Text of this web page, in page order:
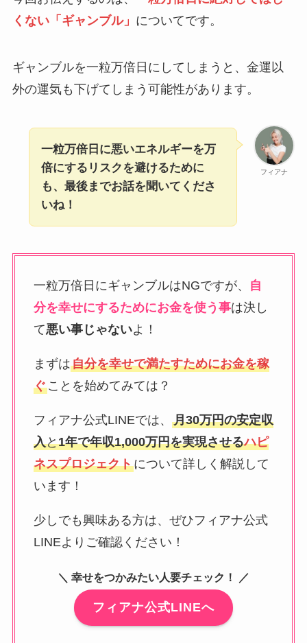
くない「ギャンブル」 についてです。
ギャンブルを一粒万倍日にしてしまうと、金運以
外の運気も下げてしまう可能性があります。
フィアナ
一粒万倍日に悪いエネルギーを万
倍にするリスクを避けるために
も、最後までお話を聞いてくださ
いね！
一粒万倍日にギャンブルはNGですが、
自
分を幸せにするためにお金を使う事は決し
て悪い事じゃないよ！
まずは自分を幸せで満たすためにお金を稼
ぐことを始めてみては？
フィアナ公式LINEでは、 月30万円の安定収
入と1年で年収1,000万円を実現させるハピ
ネスプロジェクトについて詳しく解説して
います！
少しでも興味ある方は、ぜひフィアナ公式
LINEよりご確認ください！
＼ 幸せをつかみたい人要チェック！ ／
フィアナ公式LINEへ